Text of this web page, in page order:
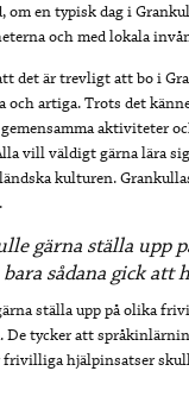
en typisk dag i
och med lokala
det är trevligt att bo i
och artiga. Trots det
aktiviteter
vill väldigt gärna lära
kulturen.
gärna ställa upp
sådana gick att
ställa upp på olika
De tycker att
hjälpinsatser